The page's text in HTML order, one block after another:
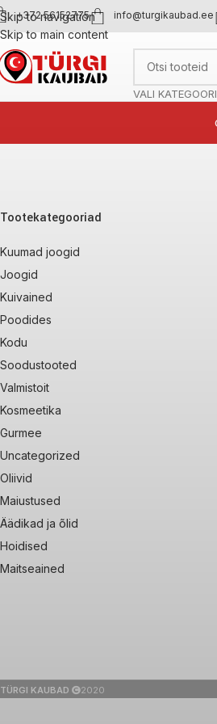
Skip to navigation
Skip to main content
+372 56152775 info@turgikaubad.ee
VALI
Tootekategooriad
Kuumad joogid
Joogid
Kuivained
Poodides
Kodu
Soodustooted
Valmistoit
Kosmeetika
Gurmee
Uncategorized
Oliivid
Maiustused
Äädikad ja õlid
Hoidised
Maitseained
TÜRGI KAUBAD 2020